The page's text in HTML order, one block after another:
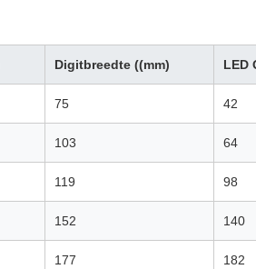
Digitbreedte ((mm) LED
75 42
103 64
119 98
152 140
177 182